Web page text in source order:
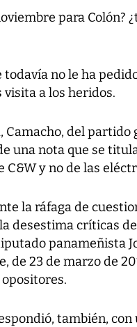
para Colón?
todavía no le ha
a los heridos.
Camacho, del
una nota que se
C&W y no de las
la ráfaga de
desestima críticas
panameñista
de 23 de marzo de
también, con